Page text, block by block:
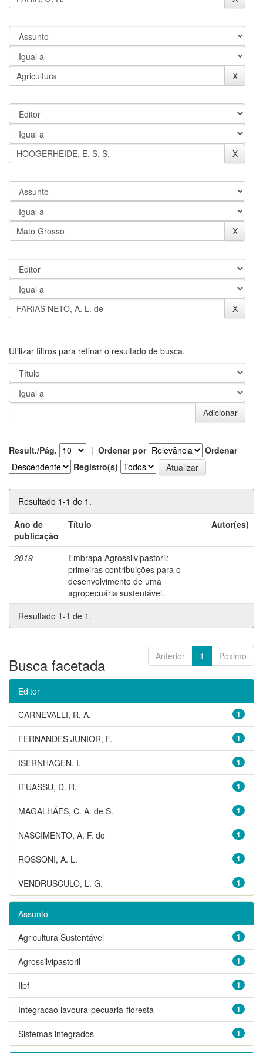
Utilizar filtros para refinar o resultado de busca.
Result./Pág. | Ordenar por
Ordenar
Registro(s)
Resultado 1-1 de 1.
Ano de
publicação
Título Autor(es)
2019
Embrapa Agrossilvipastoril:
primeiras contribuições para o
desenvolvimento de uma
agropecuária sustentável.
-
Resultado 1-1 de 1.
Anterior 1 Póximo
Busca facetada
Editor
1
CARNEVALLI, R. A.
1
FERNANDES JUNIOR, F.
1
ISERNHAGEN, I.
1
ITUASSU, D. R.
1
MAGALHÃES, C. A. de S.
1
NASCIMENTO, A. F. do
1
ROSSONI, A. L.
1
VENDRUSCULO, L. G.
Assunto
1
Agricultura Sustentável
1
Agrossilvipastoril
1
Ilpf
1
Integracao lavoura-pecuaria-floresta
1
Sistemas integrados